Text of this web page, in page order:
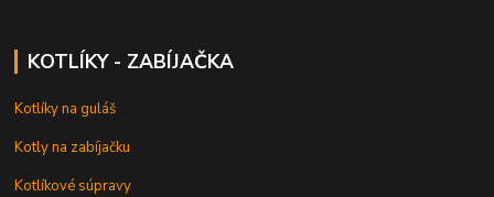
KOTLÍKY - ZABÍJAČKA
Kotlíky na guláš
Kotly na zabíjačku
Kotlíkové súpravy